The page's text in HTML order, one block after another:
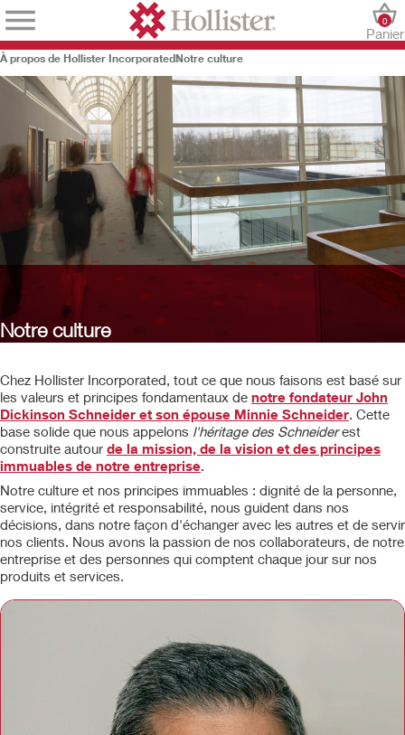
Panier
0
À propos de Hollister IncorporatedNotre culture
Notre culture
Chez Hollister Incorporated, tout ce que nous faisons est basé sur
les valeurs et principes fondamentaux de notre fondateur John
Dickinson Schneider et son épouse Minnie Schneider. Cette
base solide que nous appelons l'héritage des Schneiderest
construite autour de la mission, de la vision et des principes
immuables de notre entreprise.
Notre culture et nos principes immuables : dignité de la personne,
service, intégrité et responsabilité, nous guident dans nos
décisions, dans notre façon d'échanger avec les autres et de servir
nos clients. Nous avons la passion de nos collaborateurs, de notre
entreprise et des personnes qui comptent chaque jour sur nos
produits et services.